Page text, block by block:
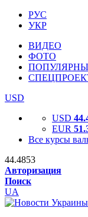
РУС
УКР
ВИДЕО
ФОТО
USD
USD
EUR
Все курсы
44.4853
Авторизация
Поиск
UA